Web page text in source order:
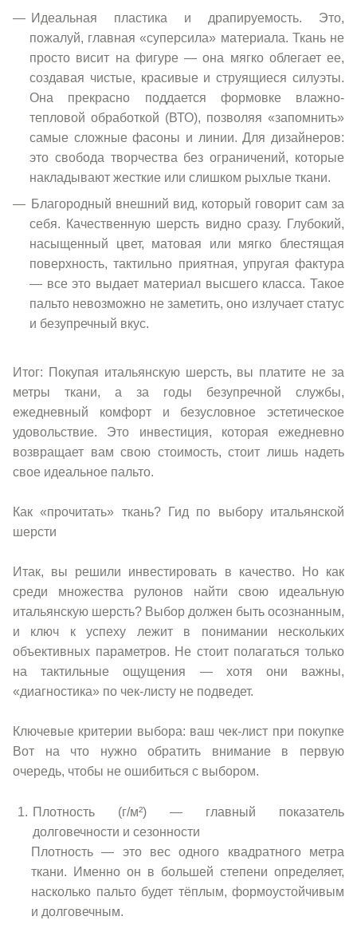
Идеальная пластика и драпируемость. Это,
пожалуй, главная «суперсила» материала. Ткань не
просто висит на фигуре — она мягко облегает ее,
создавая чистые, красивые и струящиеся силуэты.
Она прекрасно поддается формовке влажно-
тепловой обработкой (ВТО), позволяя «запомнить»
самые сложные фасоны и линии. Для дизайнеров:
это свобода творчества без ограничений, которые
накладывают жесткие или слишком рыхлые ткани.
Благородный внешний вид, который говорит сам за
себя. Качественную шерсть видно сразу. Глубокий,
насыщенный цвет, матовая или мягко блестящая
поверхность, тактильно приятная, упругая фактура
— все это выдает материал высшего класса. Такое
пальто невозможно не заметить, оно излучает статус
и безупречный вкус.
Итог: Покупая итальянскую шерсть, вы платите не за
метры ткани, а за годы безупречной службы,
ежедневный комфорт и безусловное эстетическое
удовольствие. Это инвестиция, которая ежедневно
возвращает вам свою стоимость, стоит лишь надеть
свое идеальное пальто.
Как «прочитать» ткань? Гид по выбору итальянской
шерсти
Итак, вы решили инвестировать в качество. Но как
среди множества рулонов найти свою идеальную
итальянскую шерсть? Выбор должен быть осознанным,
и ключ к успеху лежит в понимании нескольких
объективных параметров. Не стоит полагаться только
на тактильные ощущения — хотя они важны,
«диагностика» по чек-листу не подведет.
Ключевые критерии выбора: ваш чек-лист при покупке
Вот на что нужно обратить внимание в первую
очередь, чтобы не ошибиться с выбором.
Плотность (г/м²) — главный показатель
долговечности и сезонности
Плотность — это вес одного квадратного метра
ткани. Именно он в большей степени определяет,
насколько пальто будет тёплым, формоустойчивым
и долговечным.